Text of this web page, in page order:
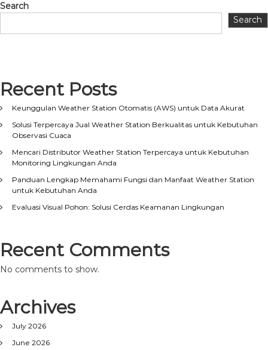
Search
Search
Recent Posts
Keunggulan Weather Station Otomatis (AWS) untuk Data Akurat
Solusi Terpercaya Jual Weather Station Berkualitas untuk Kebutuhan
Observasi Cuaca
Mencari Distributor Weather Station Terpercaya untuk Kebutuhan
Monitoring Lingkungan Anda
Panduan Lengkap Memahami Fungsi dan Manfaat Weather Station
untuk Kebutuhan Anda
Evaluasi Visual Pohon: Solusi Cerdas Keamanan Lingkungan
Recent Comments
No comments to show.
Archives
July 2026
June 2026